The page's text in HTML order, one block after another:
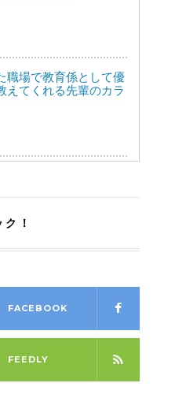
職場で教育係として優
えてくれる先輩のカラ
！
FACEBOOK
FEEDLY